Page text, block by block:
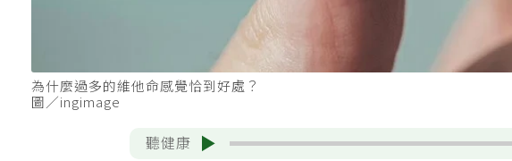
為什麼過多的維他命感覺恰到好處？
圖／ingimage
聽健康